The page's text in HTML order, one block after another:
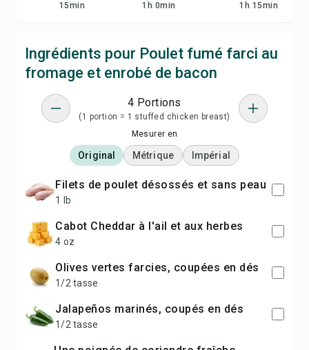
15min
1 h 0min
1 h 15min
Ingrédients pour Poulet fumé farci au
fromage et enrobé de bacon
4 Portions
(1 portion = 1 stuffed chicken breast)
Mesurer en
Original Métrique Impérial
filets de poulet désossés et sans peau
1 lb
Cabot Cheddar à l'ail et aux herbes
4 oz
olives vertes farcies, coupées en dés
1/2 tasse
jalapeños marinés, coupés en dés
1/2 tasse